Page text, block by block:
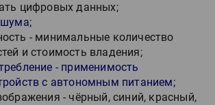
цифровых данных;
шума;
- минимальные количество
и стоимость владения;
- применимость
с автономным питанием;
- чёрный, синий, красный,